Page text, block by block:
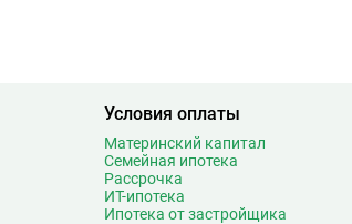
Условия оплаты
Материнский капитал
Семейная ипотека
Рассрочка
ИТ-ипотека
Ипотека от застройщика